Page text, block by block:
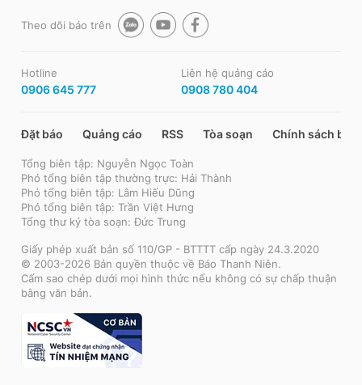
Theo dõi báo trên
Hotline
0906 645 777
Liên hệ quảng cáo
0908 780 404
Đặt báo Quảng cáo RSS Tòa soạn Chính sách bảo
Tổng biên tập: Nguyễn Ngọc Toàn
Phó tổng biên tập thường trực: Hải Thành
Phó tổng biên tập: Lâm Hiếu Dũng
Phó tổng biên tập: Trần Việt Hưng
Tổng thư ký tòa soạn: Đức Trung
Giấy phép xuất bản số 110/GP - BTTTT cấp ngày 24.3.2020
© 2003-2026 Bản quyền thuộc về Báo Thanh Niên.
Cấm sao chép dưới mọi hình thức nếu không có sự chấp thuận
bằng văn bản.